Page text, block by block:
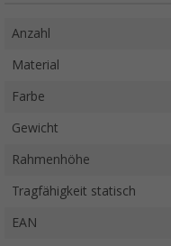
Anzahl
Material
Farbe
Gewicht
Rahmenhöhe
Tragfähigkeit statisch
EAN